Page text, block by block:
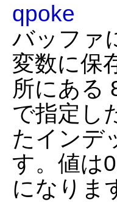
qpoke
バッファ
変数に保
所にある
で指定し
たインデ
す。値は
になりま